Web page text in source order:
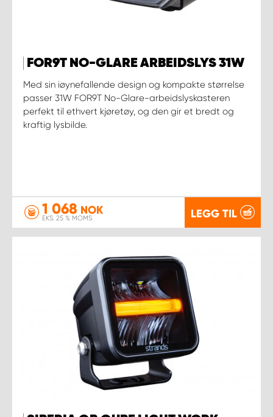
FOR9T NO-GLARE ARBEIDSLYS 31W
Med sin iøynefallende design og kompakte størrelse
passer 31W FOR9T No-Glare-arbeidslyskasteren
perfekt til ethvert kjøretøy, og den gir et bredt og
kraftig lysbilde.
1 068 NOK
EKS. 25 % MOMS LEGG TIL